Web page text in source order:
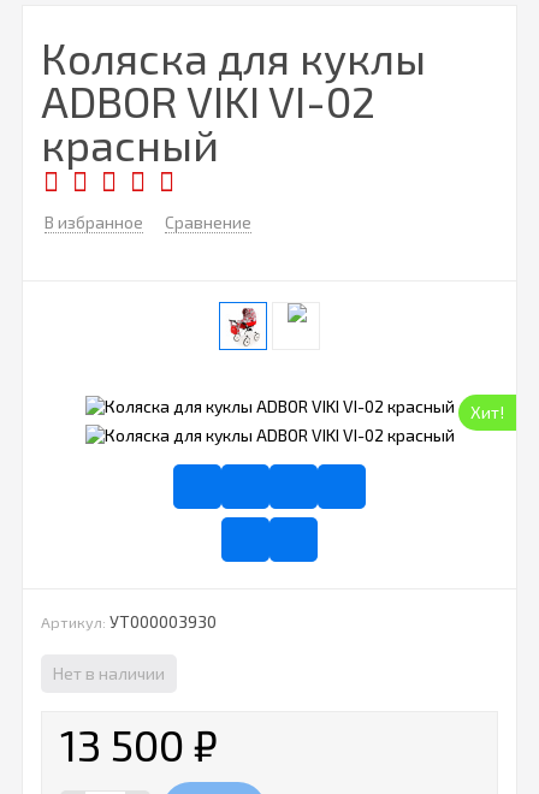
Коляска для куклы
ADBOR VIKI VI-02
красный
В избранное Сравнение
Хит!
Артикул: УТ000003930
Нет в наличии
13 500 ₽